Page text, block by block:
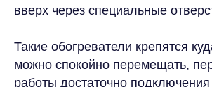
вверх через специальные
Такие обогреватели крепятся
можно спокойно перемещать,
работы достаточно подключения